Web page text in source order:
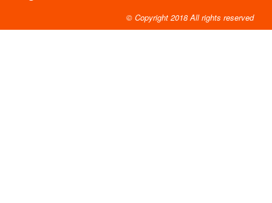
© Copyright 2018 All rights reserved